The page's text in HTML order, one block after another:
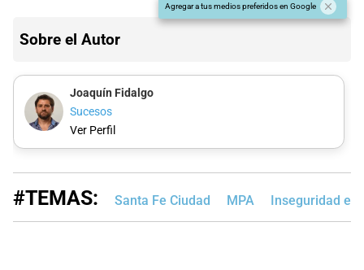
Agregar a tus medios preferidos en Google
Sobre el Autor
Joaquín Fidalgo
Sucesos
Ver Perfil
#TEMAS: Santa Fe Ciudad MPA Inseguridad en